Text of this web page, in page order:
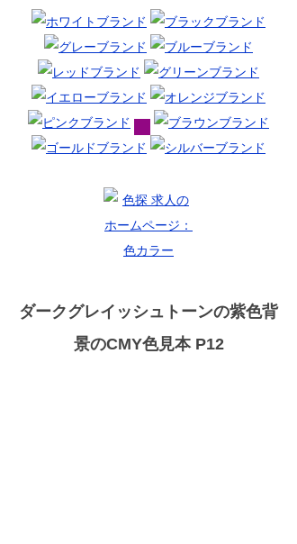
ダークグレイッシュトーンの紫色背
景のCMY色見本 P12